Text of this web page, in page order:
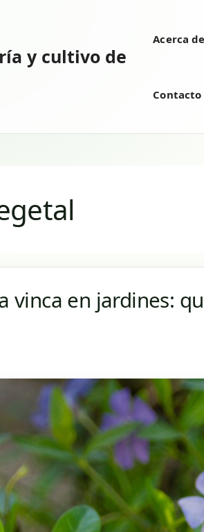
y cultivo de
Acerca
Contacto
vinca en jardines: